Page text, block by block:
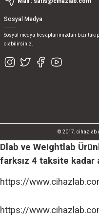
Sosyal Medya
Sosyal medya hesaplarımızdan bizi
olabilirsiniz.
© 2017,
Dlab ve Weightlab
farksız 4 taksite kadar
https://
https://